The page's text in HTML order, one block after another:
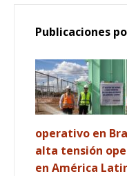
Publicaciones
operativo en
alta tensión
en América